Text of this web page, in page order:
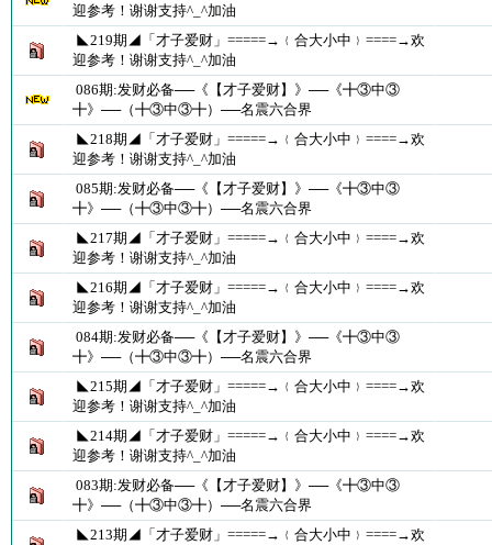
迎参考！谢谢支持^_^加油
◣219期◢「才子爱财」=====→﹛合大小中﹜====→欢
迎参考！谢谢支持^_^加油
086期:发财必备──《【才子爱财】》──《╋③中③
╋》──（╋③中③╋）──名震六合界
◣218期◢「才子爱财」=====→﹛合大小中﹜====→欢
迎参考！谢谢支持^_^加油
085期:发财必备──《【才子爱财】》──《╋③中③
╋》──（╋③中③╋）──名震六合界
◣217期◢「才子爱财」=====→﹛合大小中﹜====→欢
迎参考！谢谢支持^_^加油
◣216期◢「才子爱财」=====→﹛合大小中﹜====→欢
迎参考！谢谢支持^_^加油
084期:发财必备──《【才子爱财】》──《╋③中③
╋》──（╋③中③╋）──名震六合界
◣215期◢「才子爱财」=====→﹛合大小中﹜====→欢
迎参考！谢谢支持^_^加油
◣214期◢「才子爱财」=====→﹛合大小中﹜====→欢
迎参考！谢谢支持^_^加油
083期:发财必备──《【才子爱财】》──《╋③中③
╋》──（╋③中③╋）──名震六合界
◣213期◢「才子爱财」=====→﹛合大小中﹜====→欢